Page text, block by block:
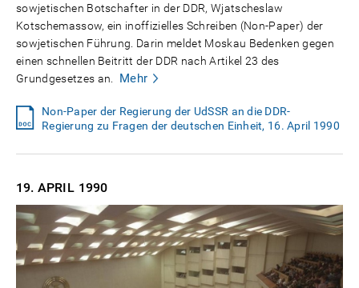
sowjetischen Botschafter in der DDR, Wjatscheslaw
Kotschemassow, ein inoffizielles Schreiben (Non-Paper) der
sowjetischen Führung. Darin meldet Moskau Bedenken gegen
einen schnellen Beitritt der DDR nach Artikel 23 des
Grundgesetzes an.
Mehr
Non-Paper der Regierung der UdSSR an die DDR-
Regierung zu Fragen der deutschen Einheit, 16. April 1990
19. APRIL 1990